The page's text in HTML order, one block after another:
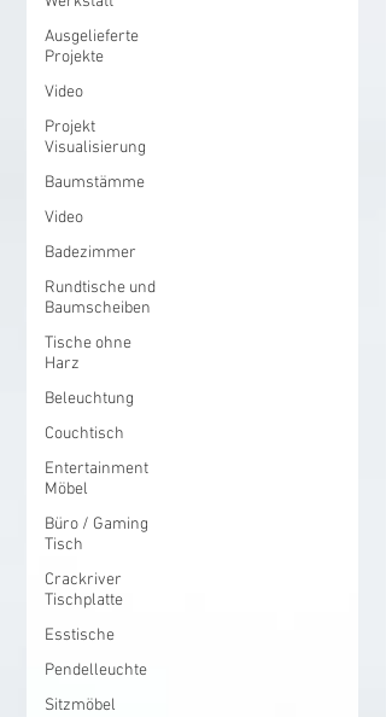
Ausgelieferte
Projekte
Video
Projekt
Visualisierung
Baumstämme
Video
Badezimmer
Rundtische und
Baumscheiben
Tische ohne
Harz
Beleuchtung
Couchtisch
Entertainment
Möbel
Büro / Gaming
Tisch
Crackriver
Tischplatte
Esstische
Pendelleuchte
Sitzmöbel